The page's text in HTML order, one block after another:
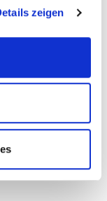
zeigen
weiß
Italien